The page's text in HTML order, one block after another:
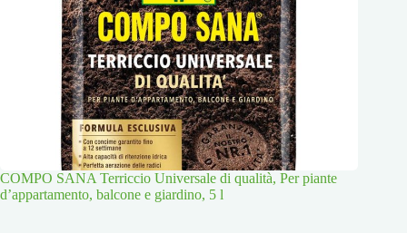
COMPO SANA Terriccio Universale di qualità, Per piante
d’appartamento, balcone e giardino, 5 l